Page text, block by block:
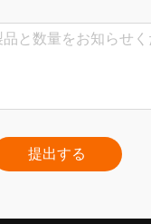
提出する